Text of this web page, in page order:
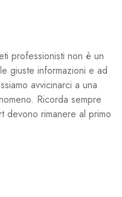
professionisti non è un
giuste informazioni e ad
avvicinarci a una
Ricorda sempre
devono rimanere al primo